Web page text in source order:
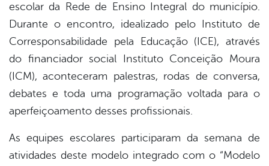
escolar da Rede de Ensino Integral do município.
Durante o encontro, idealizado pelo Instituto de
Corresponsabilidade pela Educação (ICE), através
do financiador social Instituto Conceição Moura
(ICM), aconteceram palestras, rodas de conversa,
debates e toda uma programação voltada para o
aperfeiçoamento desses profissionais.
As equipes escolares participaram da semana de
atividades deste modelo integrado com o “Modelo